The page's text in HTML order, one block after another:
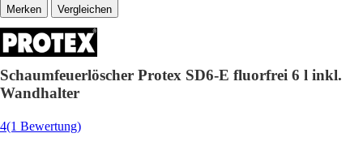
Vergleichen
Schaumfeuerlöscher Protex SD6-E fluorfrei 6 l inkl.
Wandhalter
4(1 Bewertung)